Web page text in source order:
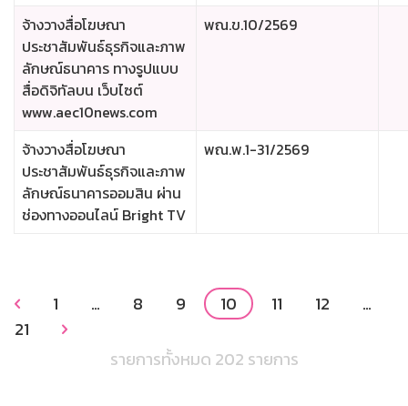
จ้างวางสื่อโฆษณา
ประชาสัมพันธ์ธุรกิจและภาพ
ลักษณ์ธนาคาร ทางรูปแบบ
สื่อดิจิทัลบน เว็บไซต์
www.aec10news.com
พณ.ข.10/2569
จ้างวางสื่อโฆษณา
ประชาสัมพันธ์ธุรกิจและภาพ
ลักษณ์ธนาคารออมสิน ผ่าน
ช่องทางออนไลน์ Bright TV
พณ.พ.1-31/2569
 1 … 8 9 10 11 12
…
21

รายการทั้งหมด 202 รายการ